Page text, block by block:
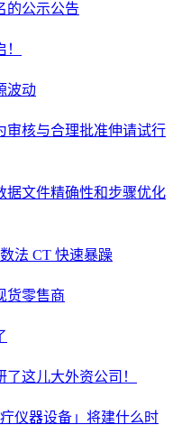
的公示公告
波动
审核与合理批准伸请试行
据文件精确性和步骤优化
法 CT 快速暴躁
货零售商
这儿大外资公司！
仪器设备」将建什么时